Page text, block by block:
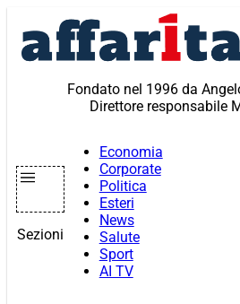
contenuto
Fondato nel 1996 da
Direttore responsabile
Sezioni
Economia
Corporate
Politica
Esteri
News
Salute
Sport
AI TV